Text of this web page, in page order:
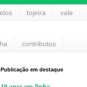
tojeira vale
contributos
Publicação em destaque